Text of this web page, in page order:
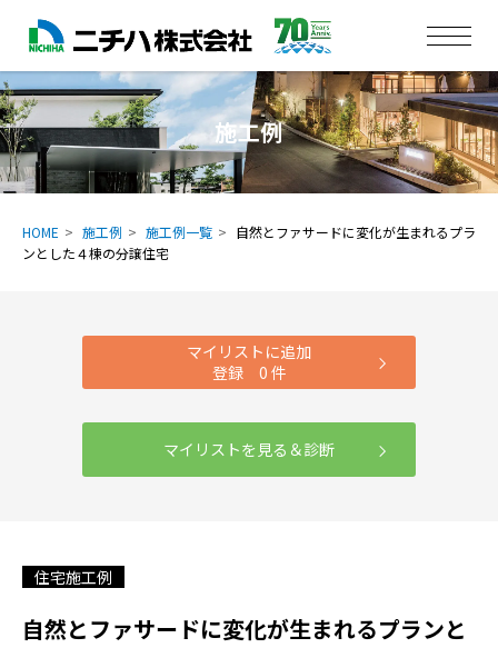
施工例
HOME 施工例 施工例一覧
自然とファサードに変化が生まれるプラ
ンとした４棟の分譲住宅
マイリストに追加
登録 0 件
マイリストを見る＆診断
住宅施工例
自然とファサードに変化が生まれるプランと